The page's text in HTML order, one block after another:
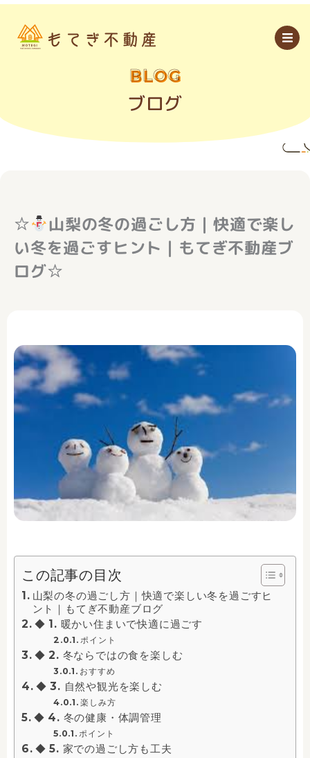
内
BLOG
ブログ
☆
山梨の冬の過ごし方｜快適で楽し
い冬を過ごすヒント｜もてぎ不動産ブ
ログ☆
この記事の目次
山梨の冬の過ごし方｜快適で楽しい冬を過ごすヒ
ント｜もてぎ不動産ブログ
◆ 1. 暖かい住まいで快適に過ごす
ポイント
◆ 2. 冬ならではの食を楽しむ
おすすめ
◆ 3. 自然や観光を楽しむ
楽しみ方
◆ 4. 冬の健康・体調管理
ポイント
◆ 5. 家での過ごし方も工夫